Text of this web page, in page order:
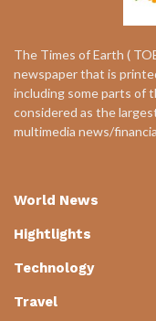
The Times of Earth (
newspaper that is
including some parts of
considered as the
multimedia news/
World News
Hightlights
Technology
Travel